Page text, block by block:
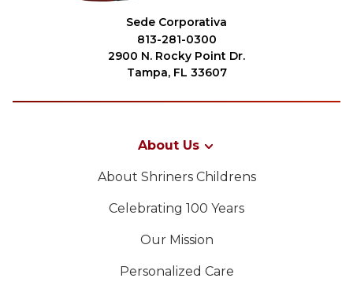
Sede Corporativa
813-281-0300
2900 N. Rocky Point Dr.
Tampa, FL 33607
About Us
About Shriners Childrens
Celebrating 100 Years
Our Mission
Personalized Care